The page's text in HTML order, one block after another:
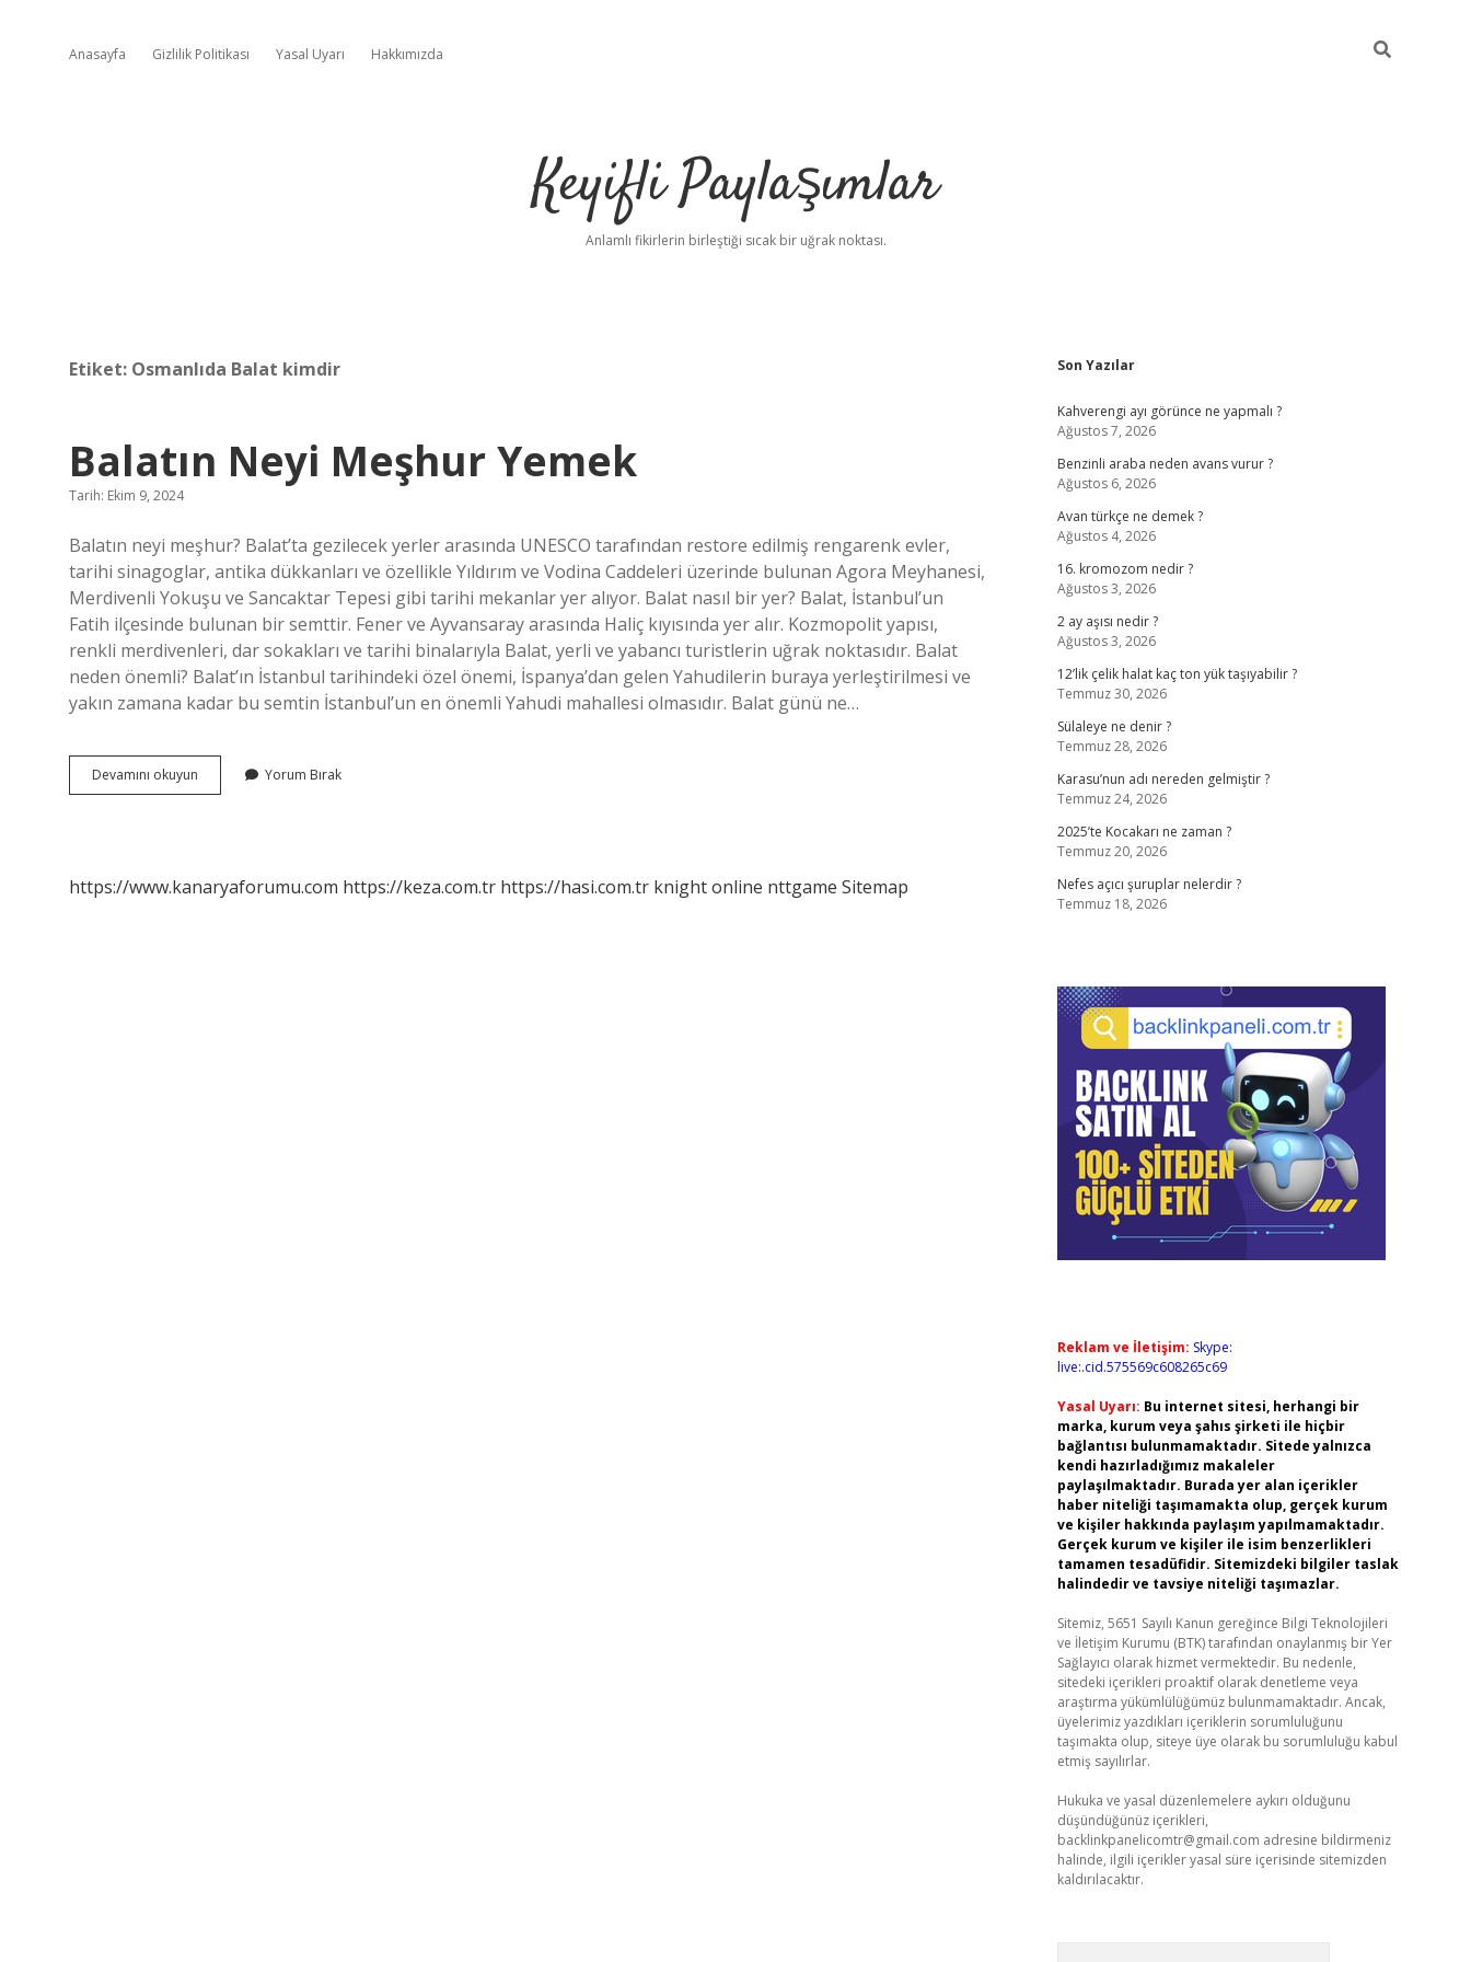
Anasayfa Gizlilik Politikası Yasal Uyarı Hakkımızda
Keyifli Paylaşımlar
Anlamlı fikirlerin birleştiği sıcak bir uğrak noktası.
Etiket: Osmanlıda Balat kimdir
Balatın Neyi Meşhur Yemek
Tarih: Ekim 9, 2024
Balatın neyi meşhur? Balat’ta gezilecek yerler arasında UNESCO tarafından restore edilmiş rengarenk evler,
tarihi sinagoglar, antika dükkanları ve özellikle Yıldırım ve Vodina Caddeleri üzerinde bulunan Agora Meyhanesi,
Merdivenli Yokuşu ve Sancaktar Tepesi gibi tarihi mekanlar yer alıyor. Balat nasıl bir yer? Balat, İstanbul’un
Fatih ilçesinde bulunan bir semttir. Fener ve Ayvansaray arasında Haliç kıyısında yer alır. Kozmopolit yapısı,
renkli merdivenleri, dar sokakları ve tarihi binalarıyla Balat, yerli ve yabancı turistlerin uğrak noktasıdır. Balat
neden önemli? Balat’ın İstanbul tarihindeki özel önemi, İspanya’dan gelen Yahudilerin buraya yerleştirilmesi ve
yakın zamana kadar bu semtin İstanbul’un en önemli Yahudi mahallesi olmasıdır. Balat günü ne…
Devamını okuyun
Neyi
Yorum Bırak
https://www.kanaryaforumu.com https://keza.com.tr https://hasi.com.tr knight online nttgame Sitemap
Sidebar
Son Yazılar
Kahverengi ayı görünce ne yapmalı ?
Ağustos 7, 2026
Benzinli araba neden avans vurur ?
Ağustos 6, 2026
Avan türkçe ne demek ?
Ağustos 4, 2026
16. kromozom nedir ?
Ağustos 3, 2026
2 ay aşısı nedir ?
Ağustos 3, 2026
12’lik çelik halat kaç ton yük taşıyabilir ?
Temmuz 30, 2026
Sülaleye ne denir ?
Temmuz 28, 2026
Karasu’nun adı nereden gelmiştir ?
Temmuz 24, 2026
2025’te Kocakarı ne zaman ?
Temmuz 20, 2026
Nefes açıcı şuruplar nelerdir ?
Temmuz 18, 2026
Reklam ve İletişim: Skype:
live:.cid.575569c608265c69
Yasal Uyarı: Bu internet sitesi, herhangi bir
marka, kurum veya şahıs şirketi ile hiçbir
bağlantısı bulunmamaktadır. Sitede yalnızca
kendi hazırladığımız makaleler
paylaşılmaktadır. Burada yer alan içerikler
haber niteliği taşımamakta olup, gerçek kurum
ve kişiler hakkında paylaşım yapılmamaktadır.
Gerçek kurum ve kişiler ile isim benzerlikleri
tamamen tesadüfidir. Sitemizdeki bilgiler taslak
halindedir ve tavsiye niteliği taşımazlar.
Sitemiz, 5651 Sayılı Kanun gereğince Bilgi Teknolojileri
ve İletişim Kurumu (BTK) tarafından onaylanmış bir Yer
Sağlayıcı olarak hizmet vermektedir. Bu nedenle,
sitedeki içerikleri proaktif olarak denetleme veya
araştırma yükümlülüğümüz bulunmamaktadır. Ancak,
üyelerimiz yazdıkları içeriklerin sorumluluğunu
taşımakta olup, siteye üye olarak bu sorumluluğu kabul
etmiş sayılırlar.
Hukuka ve yasal düzenlemelere aykırı olduğunu
düşündüğünüz içerikleri,
backlinkpanelicomtr@gmail.com adresine bildirmeniz
halinde, ilgili içerikler yasal süre içerisinde sitemizden
kaldırılacaktır.